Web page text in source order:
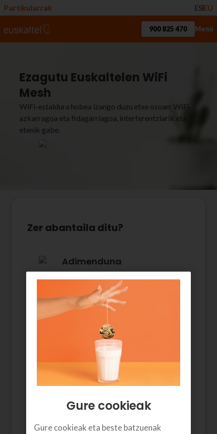
Partikularrak ESEU
900 825 470 Menú
Ezagutu Euskaltelen WiFi
Mesh
WiFi-estaldura hobea izango duzu etxe osoan: WiFi
azkarragoa eta fidagarriagoa, interferentziarik eta
etenik gabe.
Zer abantaila ditu?
Adimenduna
Une oro konexiorik onena
eskaintzen dio gailu bakoitzari
WiFi Meshek.
Estaldura osoa
WiFi Mesh anplifikadore
adimendunarekin, lau aldiz
Gure cookieak
Gure cookieak eta beste batzuenak